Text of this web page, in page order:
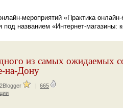
мероприятий «Практика
под названием «Интернет-
из самых ожидаемых
на-Дону
| 665